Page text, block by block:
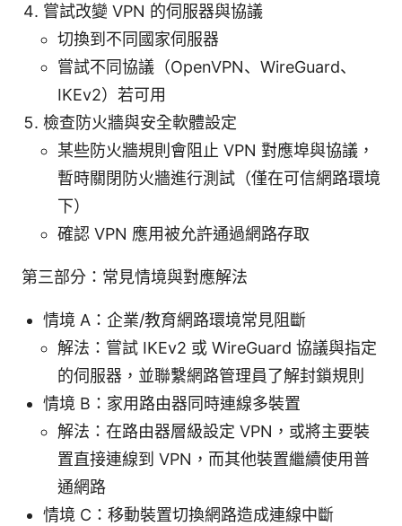
嘗試改變 VPN 的伺服器與協議
切換到不同國家伺服器
嘗試不同協議（OpenVPN、WireGuard、
IKEv2）若可用
檢查防火牆與安全軟體設定
某些防火牆規則會阻止 VPN 對應埠與協議，
暫時關閉防火牆進行測試（僅在可信網路環境
下）
確認 VPN 應用被允許通過網路存取
第三部分：常見情境與對應解法
情境 A：企業/教育網路環境常見阻斷
解法：嘗試 IKEv2 或 WireGuard 協議與指定
的伺服器，並聯繫網路管理員了解封鎖規則
情境 B：家用路由器同時連線多裝置
解法：在路由器層級設定 VPN，或將主要裝
置直接連線到 VPN，而其他裝置繼續使用普
通網路
情境 C：移動裝置切換網路造成連線中斷